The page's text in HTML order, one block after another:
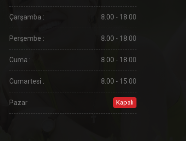
Çarşamba : 8.00 - 18.00
Perşembe : 8.00 - 18.00
Cuma : 8.00 - 18.00
Cumartesi : 8.00 - 15.00
Pazar Kapalı